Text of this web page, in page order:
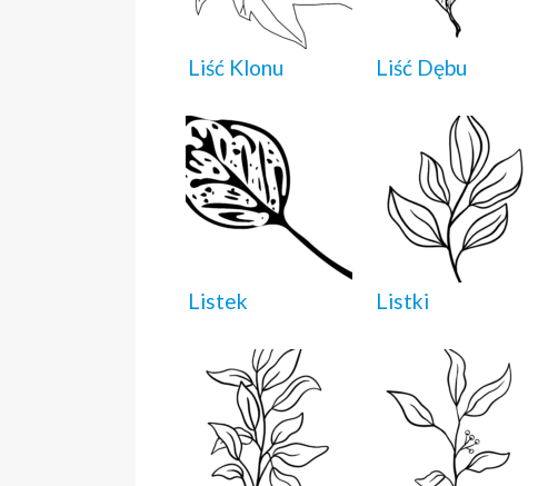
Liść Klonu Liść Dębu
Listek Listki